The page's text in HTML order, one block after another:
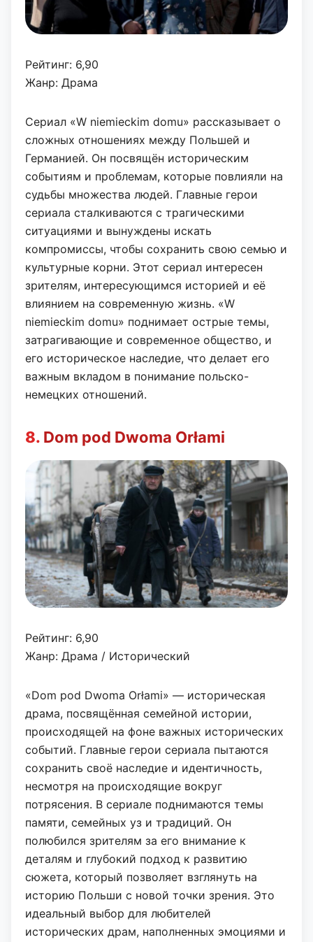
Рейтинг: 6,90
Жанр: Драма
Сериал «W niemieckim domu» рассказывает о
сложных отношениях между Польшей и
Германией. Он посвящён историческим
событиям и проблемам, которые повлияли на
судьбы множества людей. Главные герои
сериала сталкиваются с трагическими
ситуациями и вынуждены искать
компромиссы, чтобы сохранить свою семью и
культурные корни. Этот сериал интересен
зрителям, интересующимся историей и её
влиянием на современную жизнь. «W
niemieckim domu» поднимает острые темы,
затрагивающие и современное общество, и
его историческое наследие, что делает его
важным вкладом в понимание польско-
немецких отношений.
8. Dom pod Dwoma Orłami
Рейтинг: 6,90
Жанр: Драма / Исторический
«Dom pod Dwoma Orłami» — историческая
драма, посвящённая семейной истории,
происходящей на фоне важных исторических
событий. Главные герои сериала пытаются
сохранить своё наследие и идентичность,
несмотря на происходящие вокруг
потрясения. В сериале поднимаются темы
памяти, семейных уз и традиций. Он
полюбился зрителям за его внимание к
деталям и глубокий подход к развитию
сюжета, который позволяет взглянуть на
историю Польши с новой точки зрения. Это
идеальный выбор для любителей
исторических драм, наполненных эмоциями и